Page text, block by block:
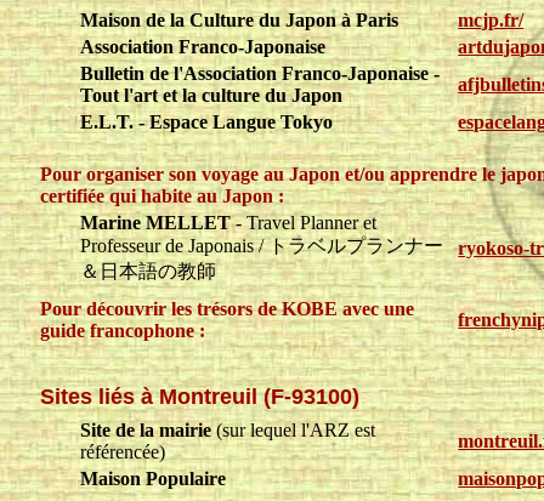
Maison de la Culture du Japon à Paris
mcjp.fr/
Association Franco-Japonaise
Bulletin de l'Association Franco-Japonaise -
Tout l'art et la culture du Japon
E.L.T. - Espace Langue Tokyo
Pour organiser son voyage au Japon et/ou apprendre le
certifiée qui habite au Japon :
Marine MELLET- Travel Planner et
Professeur de Japonais / トラベルプランナー
＆日本語の教師
ryokoso-
Pour découvrir les trésors de KOBE avec une
guide francophone :
Sites liés à Montreuil (F-93100)
Site de la mairie(sur lequel l'ARZ est
référencée)
Maison Populaire